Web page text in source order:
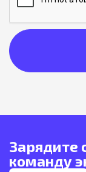
Зарядите
команду